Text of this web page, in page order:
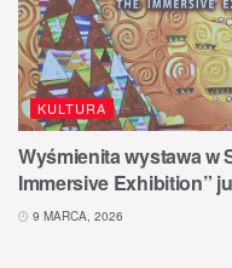
KULTURA
Wyśmienita wystawa w
Immersive Exhibition”
9 MARCA, 2026